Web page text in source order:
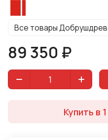
Все товары Добрушдрев
89 350 ₽
Купить в